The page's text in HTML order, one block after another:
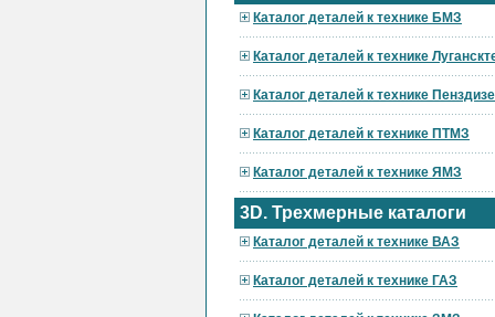
Каталог деталей к технике БМЗ
Каталог деталей к технике
Каталог деталей к технике
Каталог деталей к технике ПТМЗ
Каталог деталей к технике ЯМЗ
3D. Трехмерные каталоги
Каталог деталей к технике ВАЗ
Каталог деталей к технике ГАЗ